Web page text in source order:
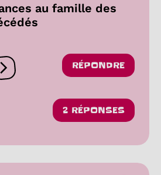
au famille des
Ouvrir les réactions
RÉPONDRE
2 RÉPONSES